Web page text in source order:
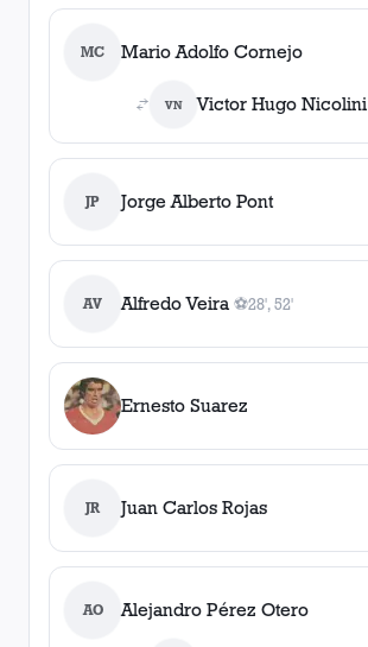
MC Mario Adolfo Cornejo
VN Victor Hugo Nicolini
JP Jorge Alberto Pont
AV Alfredo Veira ⚽
2goles, 28', 52'
28', 52'
Ernesto Suarez
JR Juan Carlos Rojas
AO Alejandro Pérez Otero